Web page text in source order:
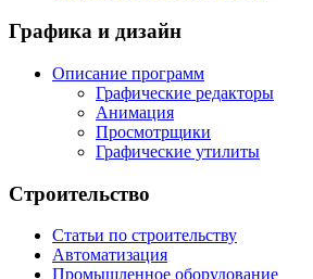
Графика и дизайн
Описание программ
Графические редакторы
Анимация
Просмотрщики
Графические утилиты
Строительство
Статьи по строительству
Автоматизация
Промышленное оборудование